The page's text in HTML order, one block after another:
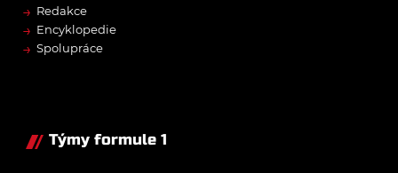
→ Redakce
→ Encyklopedie
→ Spolupráce
Týmy formule 1